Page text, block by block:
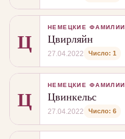
Ц НЕМЕЦКИЕ ФАМИЛИИ
Цвирляйн
27.04.2022 Число: 1
Ц НЕМЕЦКИЕ ФАМИЛИИ
Цвинкельс
27.04.2022 Число: 6